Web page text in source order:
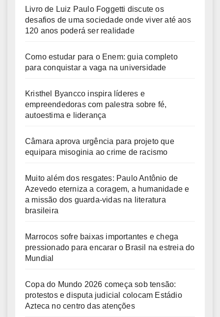
Livro de Luiz Paulo Foggetti discute os
desafios de uma sociedade onde viver até aos
120 anos poderá ser realidade
Como estudar para o Enem: guia completo
para conquistar a vaga na universidade
Kristhel Byancco inspira líderes e
empreendedoras com palestra sobre fé,
autoestima e liderança
Câmara aprova urgência para projeto que
equipara misoginia ao crime de racismo
Muito além dos resgates: Paulo Antônio de
Azevedo eterniza a coragem, a humanidade e
a missão dos guarda-vidas na literatura
brasileira
Marrocos sofre baixas importantes e chega
pressionado para encarar o Brasil na estreia do
Mundial
Copa do Mundo 2026 começa sob tensão:
protestos e disputa judicial colocam Estádio
Azteca no centro das atenções